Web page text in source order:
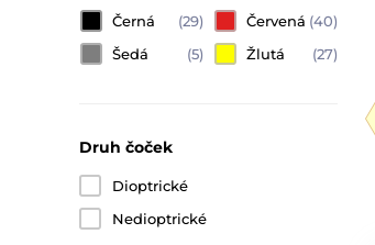
Černá
(29) Červená (40)
Šedá
(5) Žlutá (27)
Druh čoček
Dioptrické
Nedioptrické